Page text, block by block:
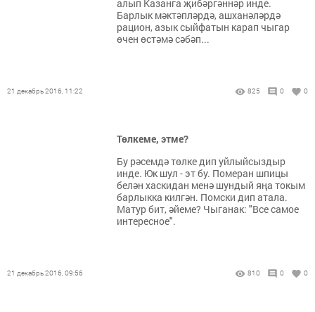
алып Казанга җибәргәннәр инде.
Барлык мәктәпләрдә, ашханәләрдә
рацион, азык сыйфатын карап чыгар
өчен өстәмә сәбәп...
21 декабрь 2016, 11:22 825 0 0
Төлкеме, этме?
Бу рәсемдә төлке дип уйлыйсыздыр
инде. Юк шул - эт бу. Померан шпицы
белән хаскидан менә шундый яңа токым
барлыкка килгән. Помски дип атала.
Матур бит, әйеме? Чыганак: "Все самое
интересное".
21 декабрь 2016, 09:56 810 0 0